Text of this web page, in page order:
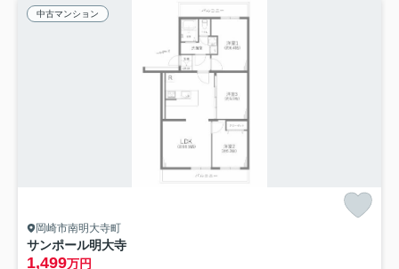
中古マンション
岡崎市南明大寺町
サンポール明大寺
1,499万円